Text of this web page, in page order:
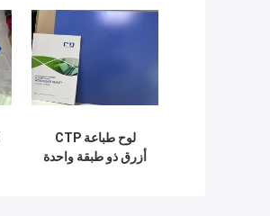
لوح طباعة CTP
أزرق ذو طبقة واحدة